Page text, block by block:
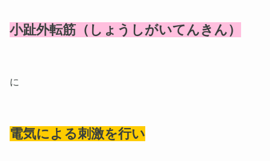
小趾外転筋（しょうしがいてんきん）
に
電気による刺激を行い